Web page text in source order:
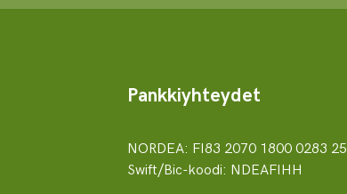
Pankkiyhteydet
NORDEA: FI83 2070 1800 0283 25
Swift/Bic-koodi: NDEAFIHH